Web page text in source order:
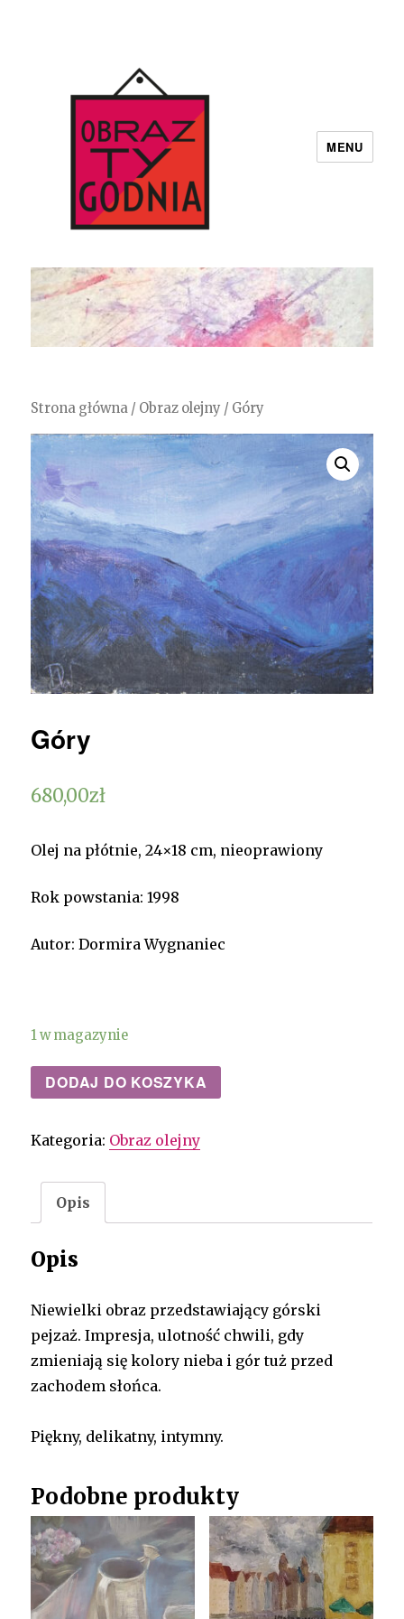
Obraz Tygodnia
MENU
Strona główna / Obraz olejny / Góry
Góry
680,00zł
Olej na płótnie, 24×18 cm, nieoprawiony
Rok powstania: 1998
Autor: Dormira Wygnaniec
1 w magazynie
DODAJ DO KOSZYKA
Kategoria: Obraz olejny
Opis
Opis
Niewielki obraz przedstawiający górski
pejzaż. Impresja, ulotność chwili, gdy
zmieniają się kolory nieba i gór tuż przed
zachodem słońca.
Piękny, delikatny, intymny.
Podobne produkty